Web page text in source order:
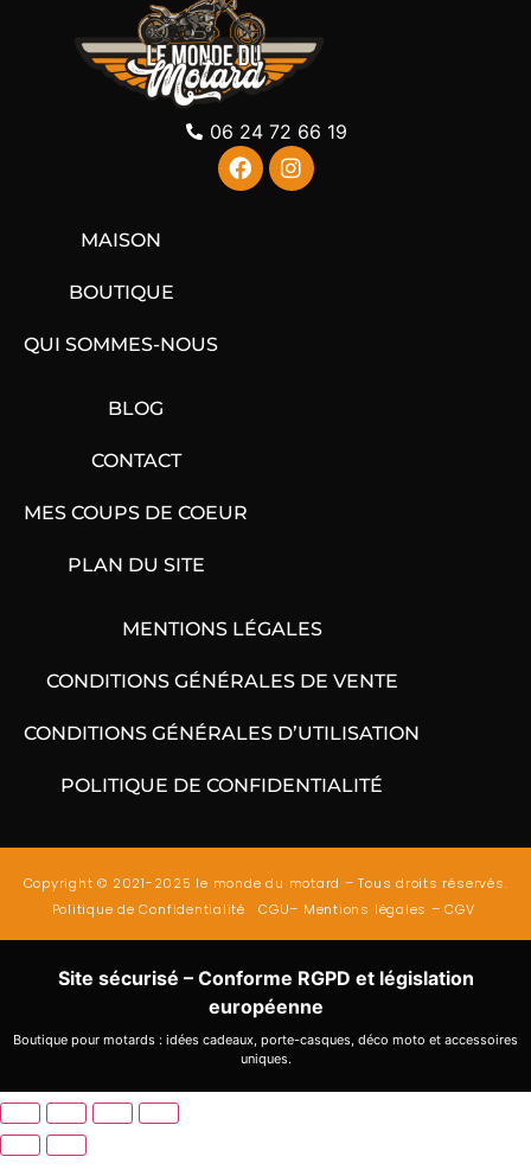
06 24 72 66 19
MAISON
BOUTIQUE
QUI SOMMES-NOUS
BLOG
CONTACT
MES COUPS DE COEUR
PLAN DU SITE
MENTIONS LÉGALES
CONDITIONS GÉNÉRALES DE VENTE
CONDITIONS GÉNÉRALES D’UTILISATION
POLITIQUE DE CONFIDENTIALITÉ
Copyright © 2021-2025 le monde du motard – Tous droits réservés.
Politique de Confidentialité
CGU– Mentions légales –CGV
Site sécurisé – Conforme RGPD et législation
européenne
Boutique pour motards : idées cadeaux, porte-casques, déco moto et accessoires
uniques.